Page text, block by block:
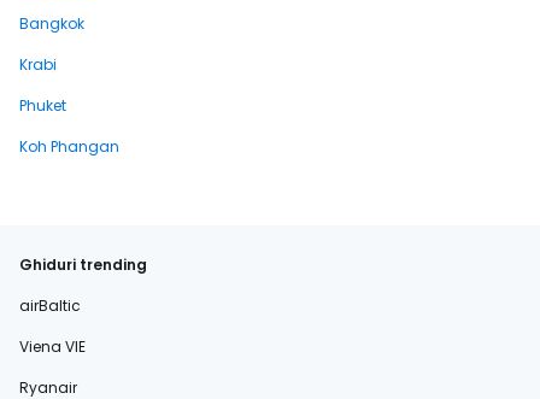
Bangkok
Krabi
Phuket
Koh Phangan
Ghiduri trending
airBaltic
Viena VIE
Ryanair